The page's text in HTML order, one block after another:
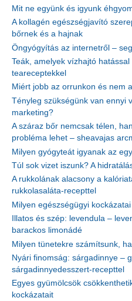
Mit ne együnk és igyunk
A kollagén egészségjavító
bőrnek és a hajnak
Öngyógyítás az internetről –
Teák, amelyek vízhajtó
teareceptekkel
Miért jobb az orrunkon és nem
Tényleg szükségünk van ennyi
marketing?
A száraz bőr nemcsak télen,
probléma lehet – sheavajas
Milyen gyógyteát igyanak az
Túl sok vizet iszunk? A
A rukkolának alacsony a
rukkolasaláta-recepttel
Milyen egészségügyi
Illatos és szép: levendula –
barackos limonádé
Milyen tünetekre számítsunk,
Nyári finomság: sárgadinnye –
sárgadinnyedesszert-recepttel
Egyes gyümölcsök
kockázatait